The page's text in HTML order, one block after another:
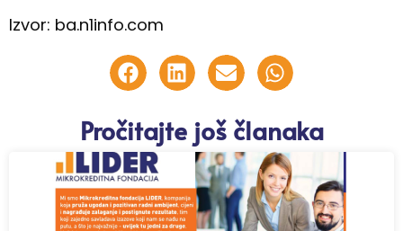
Izvor: ba.n1info.com
Pročitajte još članaka